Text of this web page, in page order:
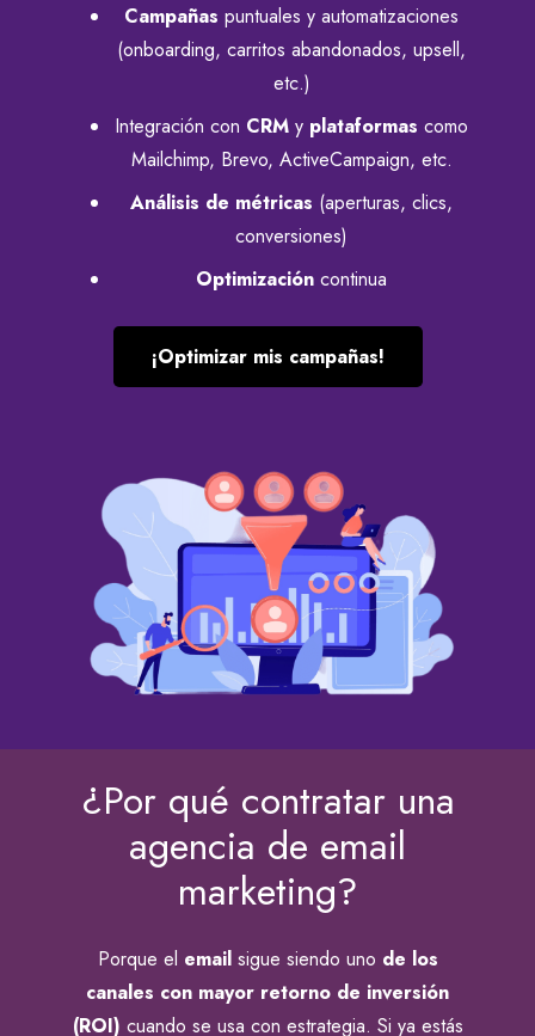
Campañas puntuales y automatizaciones
(onboarding, carritos abandonados, upsell,
etc.)
Integración con CRM y plataformas como
Mailchimp, Brevo, ActiveCampaign, etc.
Análisis de métricas (aperturas, clics,
conversiones)
Optimización continua
¡Optimizar mis campañas!
¿Por qué contratar una
agencia de email
marketing?
Porque el emailsigue siendo uno de los
canales con mayor retorno de inversión
(ROI) cuando se usa con estrategia. Si ya estás